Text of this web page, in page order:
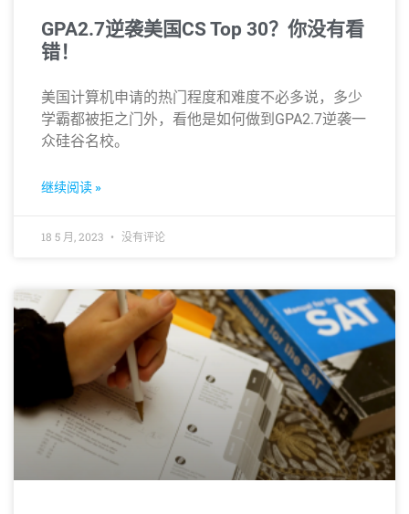
GPA2.7逆袭美国CS Top 30？你没有看
错！
美国计算机申请的热门程度和难度不必多说，多少
学霸都被拒之门外，看他是如何做到GPA2.7逆袭一
众硅谷名校。
继续阅读 »
18 5 月, 2023 没有评论